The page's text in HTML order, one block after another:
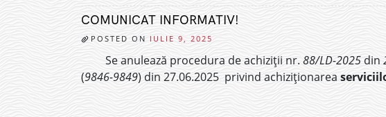
COMUNICAT INFORMATIV!
POSTED ON IULIE 9, 2025
Se anulează procedura de achiziții nr. 88/LD-2025din
(9846-9849) din 27.06.2025 privind achiziționarea